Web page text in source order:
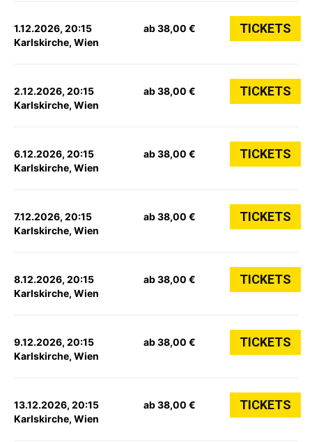
1.12.2026, 20:15
Karlskirche, Wien
ab 38,00 € TICKETS
2.12.2026, 20:15
Karlskirche, Wien
ab 38,00 € TICKETS
6.12.2026, 20:15
Karlskirche, Wien
ab 38,00 € TICKETS
7.12.2026, 20:15
Karlskirche, Wien
ab 38,00 € TICKETS
8.12.2026, 20:15
Karlskirche, Wien
ab 38,00 € TICKETS
9.12.2026, 20:15
Karlskirche, Wien
ab 38,00 € TICKETS
13.12.2026, 20:15
Karlskirche, Wien
ab 38,00 € TICKETS